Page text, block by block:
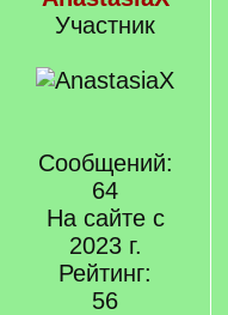
Участник
Сообщений:
64
На сайте с
2023 г.
Рейтинг:
56